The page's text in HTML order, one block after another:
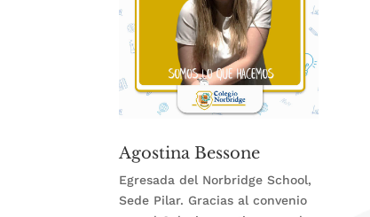
Agostina Bessone
Egresada del Norbridge School,
Sede Pilar. Gracias al convenio